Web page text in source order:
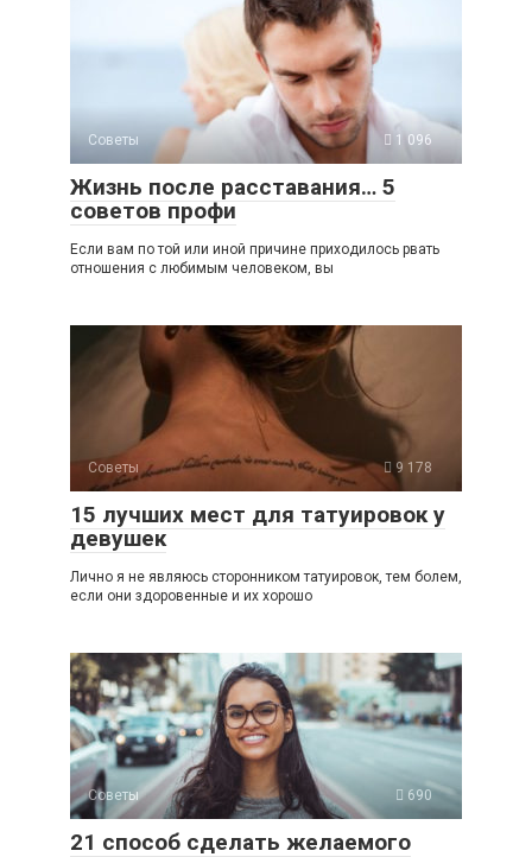
Советы 1 096
Жизнь после расставания… 5
советов профи
Если вам по той или иной причине приходилось рвать
отношения с любимым человеком, вы
Советы 9 178
15 лучших мест для татуировок у
девушек
Лично я не являюсь сторонником татуировок, тем болем,
если они здоровенные и их хорошо
Советы 690
21 способ сделать желаемого